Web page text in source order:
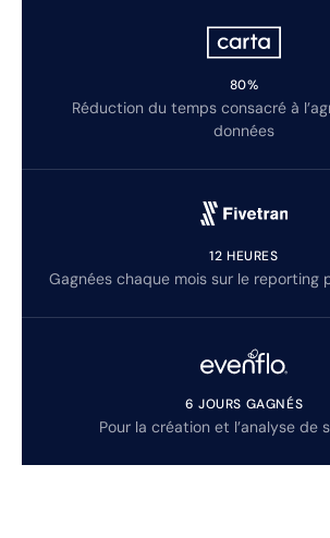
80%
Réduction du temps consacré à
données
12 HEURES
Gagnées chaque mois sur le reporting
6 JOURS GAGNÉS
Pour la création et l’analyse de